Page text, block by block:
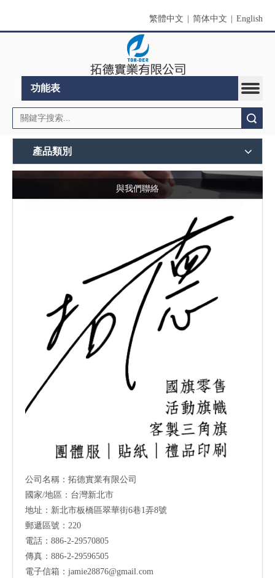
繁體中文 简体中文 English
功能表
產品類別
與我們聯絡
公司名稱：拓德實業有限公司
國家/地區：台灣新北市
地址：新北市板橋區翠華街6巷1弄8號
郵遞區號：220
電話：886-2-29570805
傳真：886-2-29596505
電子信箱： jamie28876@gmail.com